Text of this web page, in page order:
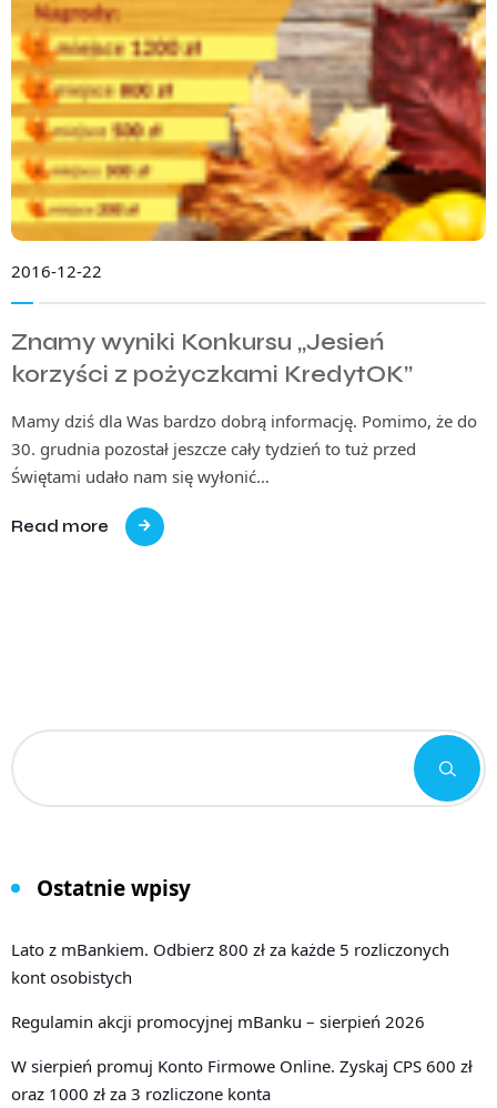
2016-12-22
Znamy wyniki Konkursu „Jesień
korzyści z pożyczkami KredytOK”
Mamy dziś dla Was bardzo dobrą informację. Pomimo, że do
30. grudnia pozostał jeszcze cały tydzień to tuż przed
Świętami udało nam się wyłonić…
Read more
Ostatnie wpisy
Lato z mBankiem. Odbierz 800 zł za każde 5 rozliczonych
kont osobistych
Regulamin akcji promocyjnej mBanku – sierpień 2026
W sierpień promuj Konto Firmowe Online. Zyskaj CPS 600 zł
oraz 1000 zł za 3 rozliczone konta